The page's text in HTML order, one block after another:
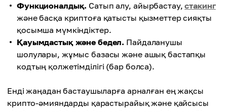
Функционалдық. Сатып алу, айырбастау,стакинг
және басқа криптоға қатысты қызметтер сияқты
қосымша мүмкіндіктер.
Қауымдастық және бедел. Пайдаланушы
шолулары, жұмыс базасы және ашық бастапқы
кодтың қолжетімділігі (бар болса).
Енді жаңадан бастаушыларға арналған ең жақсы
крипто-әмияндарды қарастырайық және қайсысы